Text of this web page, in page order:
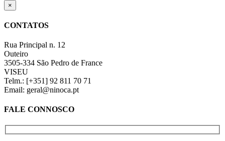
Close
product
view
×
CONTATOS
Rua Principal n. 12
Outeiro
3505-334 São Pedro de France
VISEU
Telm.: [+351] 92 811 70 71
Email: geral@ninoca.pt
FALE CONNOSCO